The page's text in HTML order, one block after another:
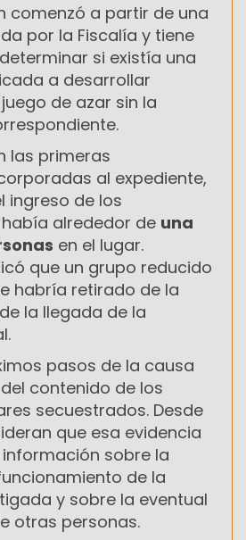
comenzó a partir de una
por la Fiscalía y tiene
si existía una
a desarrollar
de azar sin la
las primeras
al expediente,
ingreso de los
alrededor de una
en el lugar.
que un grupo reducido
habría retirado de la
la llegada de la
pasos de la causa
contenido de los
secuestrados. Desde
que esa evidencia
sobre la
de la
y sobre la eventual
otras personas.